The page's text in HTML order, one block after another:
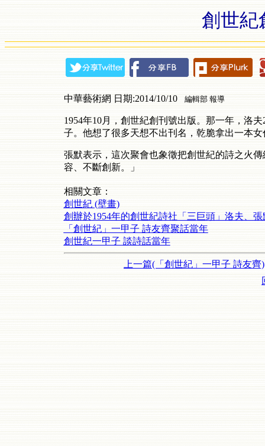
創世紀
中華藝術網 日期:2014/10/10 編輯部 報導
1954年10月，創世紀創刊號出版。那一年，洛
子。他想了很多天想不出刊名，乾脆拿出一本
張默表示，這次聚會也象徵把創世紀的詩之火
容、不斷創新。」
相關文章：
創世紀 (壁畫)
創辦於1954年的創世紀詩社「三巨頭」洛夫、
「創世紀」一甲子 詩友齊聚話當年
創世紀一甲子 談詩話當年
上一篇(「創世紀」一甲子 詩友齊)